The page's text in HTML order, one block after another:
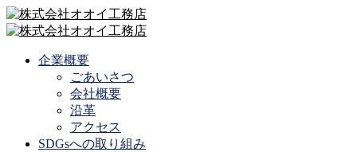
企業概要
ごあいさつ
会社概要
沿革
アクセス
SDGsへの取り組み